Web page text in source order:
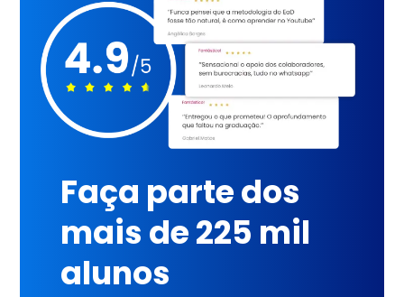
Faça parte dos
mais de 225 mil
alunos